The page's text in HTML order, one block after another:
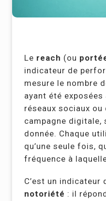
Le reach (ou
indicateur de
mesure le nombre
ayant été
réseaux sociaux ou
campagne digitale,
donnée. Chaque
qu’une seule fois,
fréquence à
C’est un indicateur
notoriété : il